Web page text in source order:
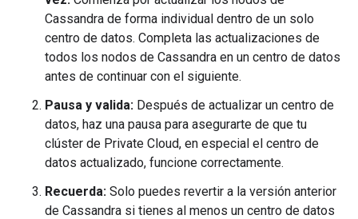
Cassandra de forma individual dentro de un solo
centro de datos. Completa las actualizaciones de
todos los nodos de Cassandra en un centro de datos
antes de continuar con el siguiente.
Pausa y valida: Después de actualizar un centro de
datos, haz una pausa para asegurarte de que tu
clúster de Private Cloud, en especial el centro de
datos actualizado, funcione correctamente.
Recuerda: Solo puedes revertir a la versión anterior
de Cassandra si tienes al menos un centro de datos